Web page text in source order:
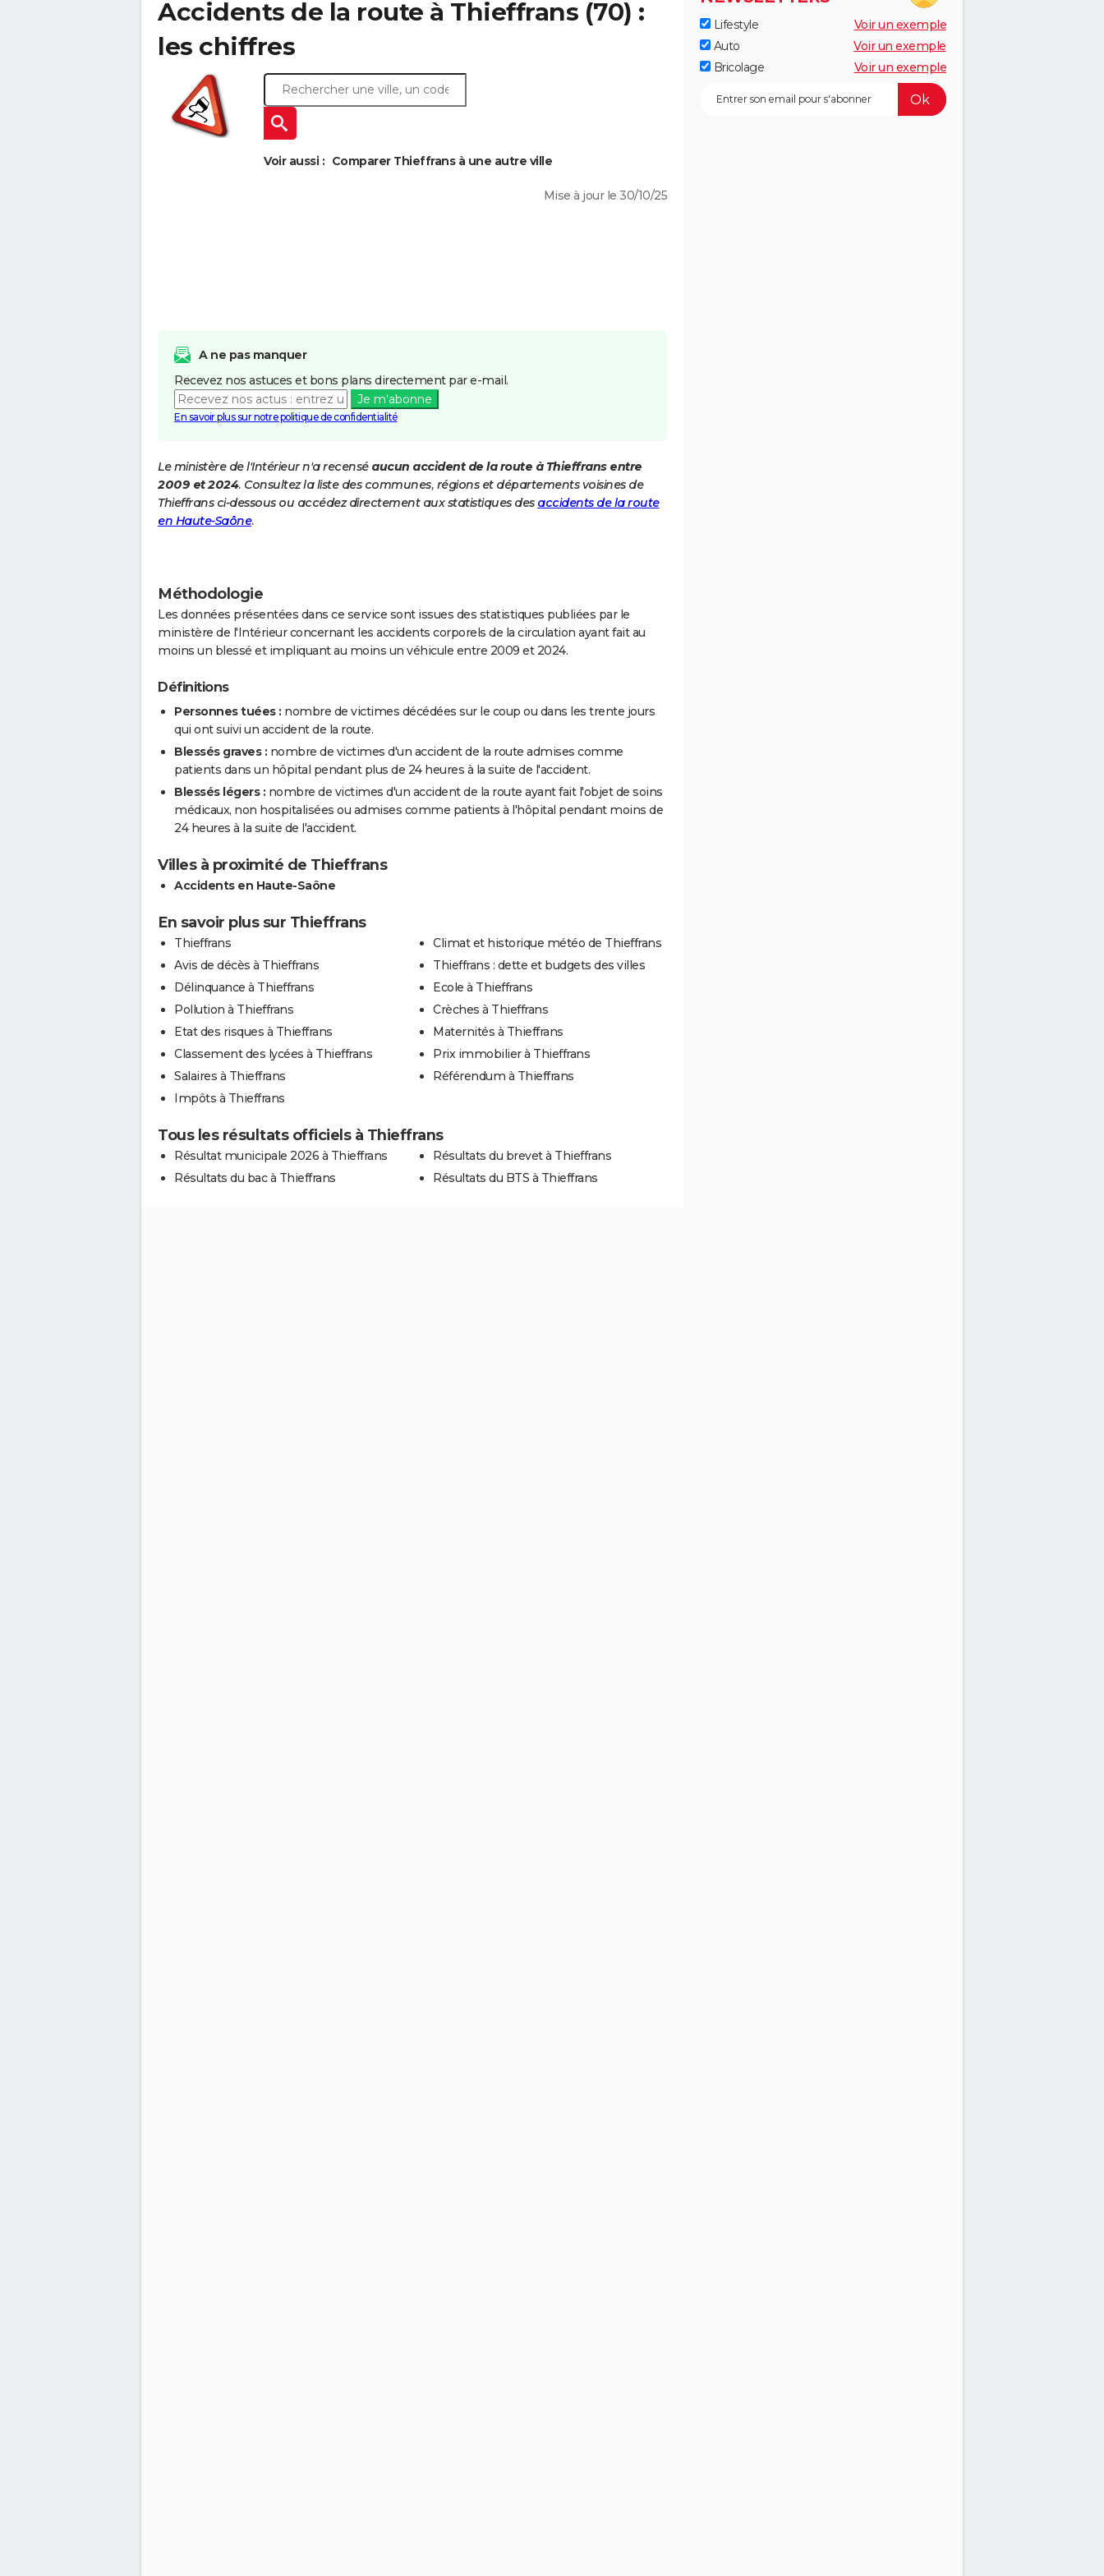
Accidents de la route à Thieffrans (70) :
les chiffres
Voir aussi : Comparer Thieffrans à une autre ville
Mise à jour le 30/10/25
A ne pas manquer
Recevez nos astuces et bons plans directement par e-mail.
Je m'abonne
En savoir plus sur notre politique de confidentialité
Le ministère de l'Intérieur n'a recensé aucun accident de la route à Thieffrans entre
2009 et 2024. Consultez la liste des communes, régions et départements voisines de
Thieffrans ci-dessous ou accédez directement aux statistiques des accidents de la route
en Haute-Saône.
Méthodologie
Les données présentées dans ce service sont issues des statistiques publiées par le
ministère de l'Intérieur concernant les accidents corporels de la circulation ayant fait au
moins un blessé et impliquant au moins un véhicule entre 2009 et 2024.
Définitions
Personnes tuées : nombre de victimes décédées sur le coup ou dans les trente jours
qui ont suivi un accident de la route.
Blessés graves : nombre de victimes d'un accident de la route admises comme
patients dans un hôpital pendant plus de 24 heures à la suite de l'accident.
Blessés légers : nombre de victimes d'un accident de la route ayant fait l'objet de soins
médicaux, non hospitalisées ou admises comme patients à l'hôpital pendant moins de
24 heures à la suite de l'accident.
Villes à proximité de Thieffrans
Accidents en Haute-Saône
En savoir plus sur Thieffrans
Thieffrans
Avis de décès à Thieffrans
Délinquance à Thieffrans
Pollution à Thieffrans
Etat des risques à Thieffrans
Classement des lycées à Thieffrans
Salaires à Thieffrans
Impôts à Thieffrans
Climat et historique météo de Thieffrans
Thieffrans : dette et budgets des villes
Ecole à Thieffrans
Crèches à Thieffrans
Maternités à Thieffrans
Prix immobilier à Thieffrans
Référendum à Thieffrans
Tous les résultats officiels à Thieffrans
Résultat municipale 2026 à Thieffrans
Résultats du bac à Thieffrans
Résultats du brevet à Thieffrans
Résultats du BTS à Thieffrans
Lifestyle
Voir un exemple
Auto
Voir un exemple
Bricolage
Voir un exemple